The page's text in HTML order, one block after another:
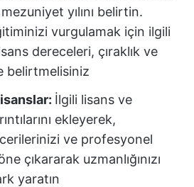
yılını belirtin.
vurgulamak için ilgili
dereceleri, çıraklık ve
belirtmelisiniz
İlgili lisans ve
ekleyerek,
ve profesyonel
çıkararak uzmanlığınızı
yaratın